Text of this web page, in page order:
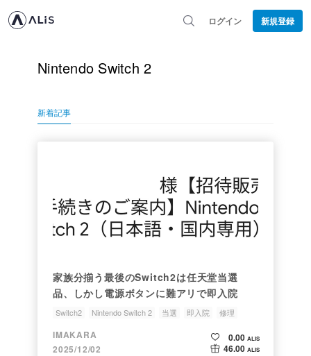
ログイン 新規登録
Nintendo Switch 2
新着記事
家族分揃う最後のSwitch2は任天堂当選
品、しかし電源ボタンに難アリで即入院
Switch2 Nintendo Switch 2 当選 即入院 修理
IMAKARA
2025/12/02
0.00 ALIS
46.00 ALIS